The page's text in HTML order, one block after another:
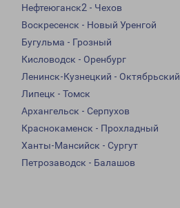
Нефтеюганск2 - Чехов
Воскресенск - Новый Уренгой
Бугульма - Грозный
Кисловодск - Оренбург
Ленинск-Кузнецкий - Октябрьский
Липецк - Томск
Архангельск - Серпухов
Краснокаменск - Прохладный
Ханты-Мансийск - Сургут
Петрозаводск - Балашов